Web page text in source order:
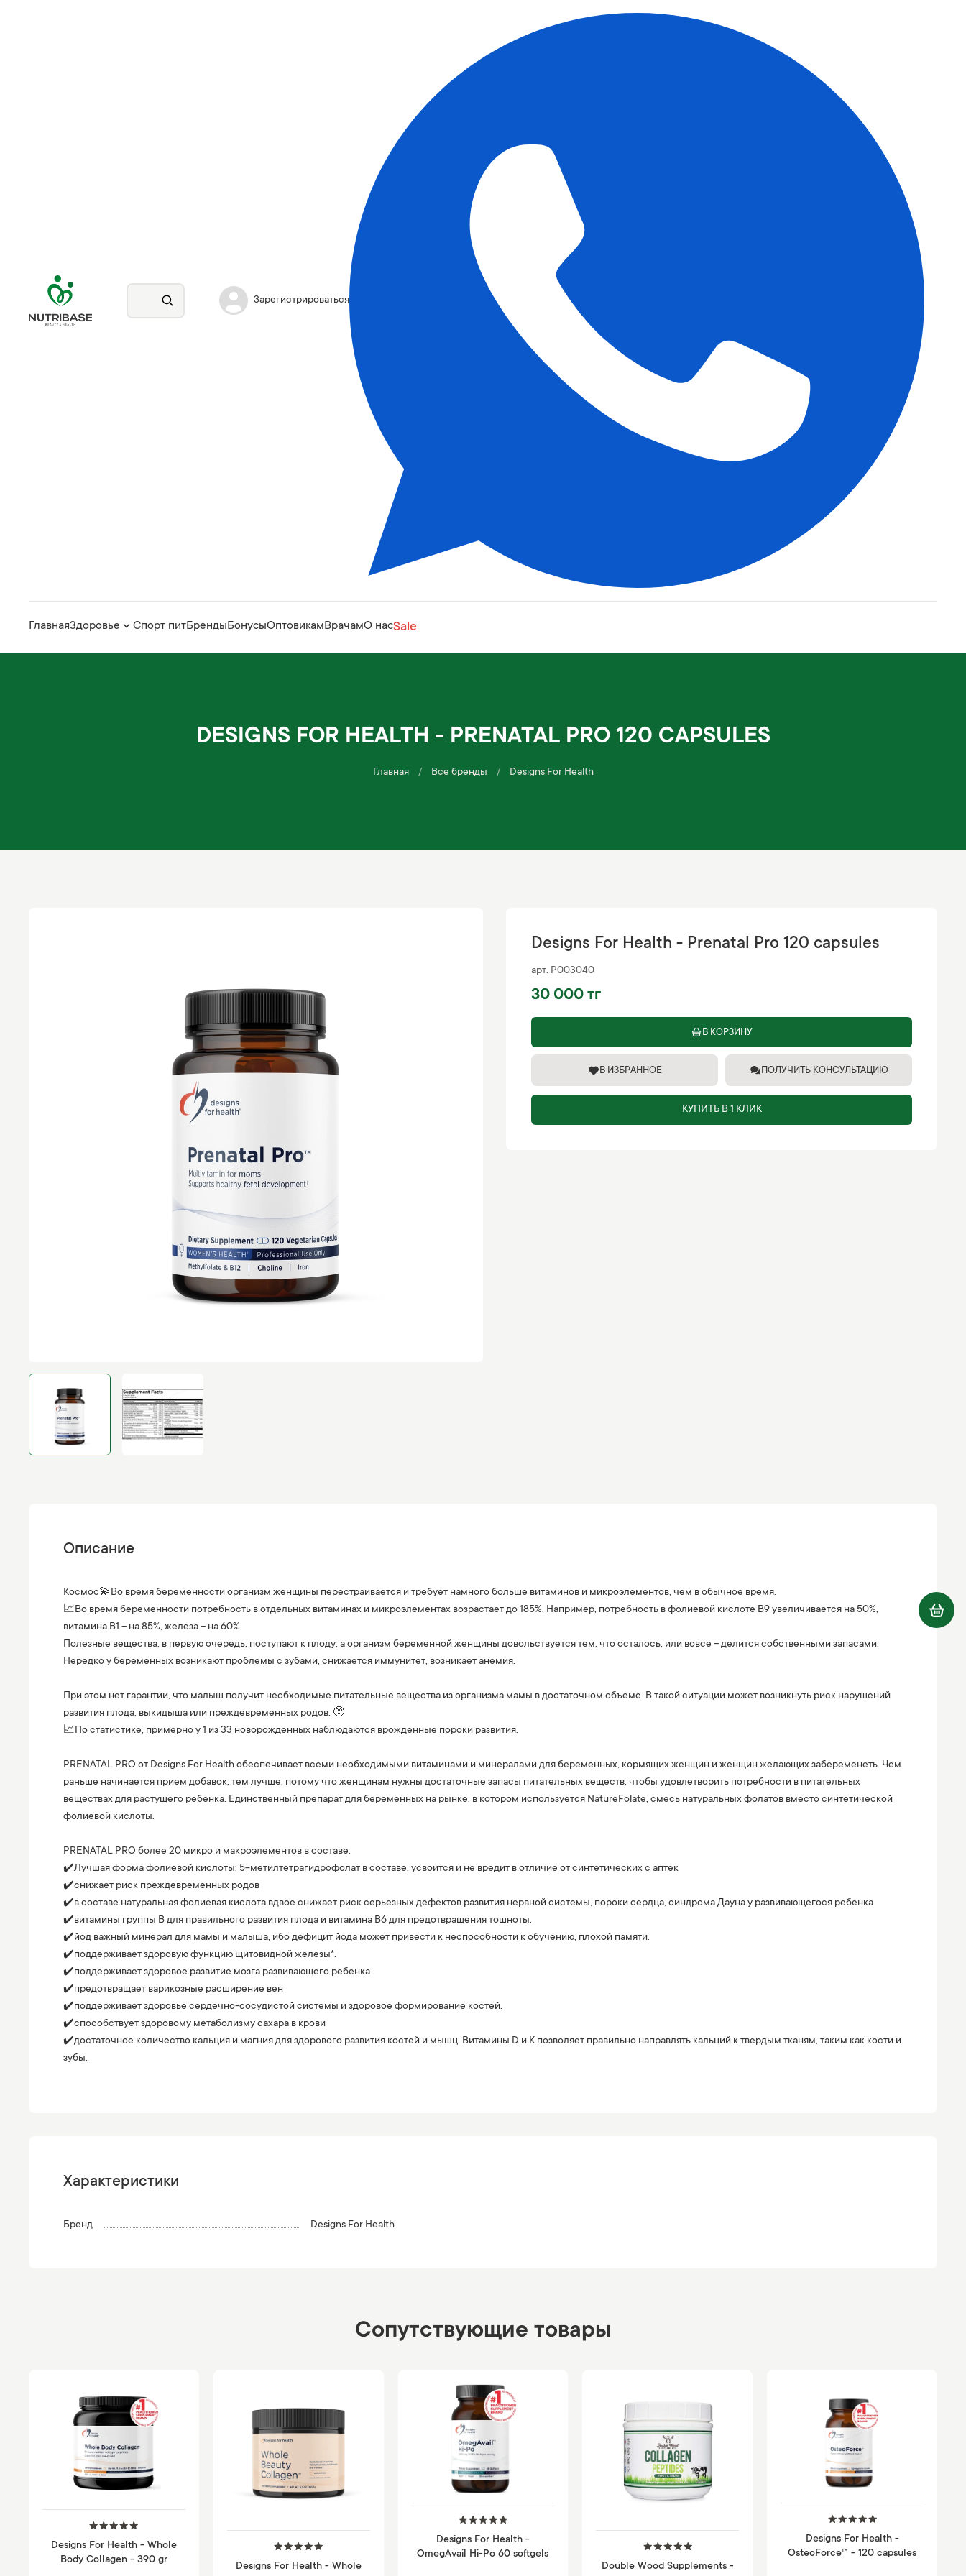
Зарегистрироваться
ГлавнаяЗдоровье Спорт питБрендыБонусыОптовикамВрачамО насSale
DESIGNS FOR HEALTH - PRENATAL PRO 120 CAPSULES
Главная Все бренды Designs For Health
арт. P003040
Designs For Health - Prenatal Pro 120 capsules
30 000 тг
В КОРЗИНУ
В ИЗБРАННОЕ ПОЛУЧИТЬ КОНСУЛЬТАЦИЮ
КУПИТЬ В 1 КЛИК
Описание
Космос💫Во время беременности организм женщины перестраивается и требует намного больше витаминов и микроэлементов, чем в обычное время.
📈Во время беременности потребность в отдельных витаминах и микроэлементах возрастает до 185%. Например, потребность в фолиевой кислоте В9 увеличивается на 50%,
витамина В1 – на 85%, железа – на 60%.
Полезные вещества, в первую очередь, поступают к плоду, а организм беременной женщины довольствуется тем, что осталось, или вовсе – делится собственными запасами.
Нередко у беременных возникают проблемы с зубами, снижается иммунитет, возникает анемия.
При этом нет гарантии, что малыш получит необходимые питательные вещества из организма мамы в достаточном объеме. В такой ситуации может возникнуть риск нарушений
развития плода, выкидыша или преждевременных родов. 🥺
📈По статистике, примерно у 1 из 33 новорожденных наблюдаются врожденные пороки развития.
PRENATAL PRO от Designs For Health обеспечивает всеми необходимыми витаминами и минералами для беременных, кормящих женщин и женщин желающих забеременеть. Чем
раньше начинается прием добавок, тем лучше, потому что женщинам нужны достаточные запасы питательных веществ, чтобы удовлетворить потребности в питательных
веществах для растущего ребенка. Единственный препарат для беременных на рынке, в котором используется NatureFolate, смесь натуральных фолатов вместо синтетической
фолиевой кислоты.
PRENATAL PRO более 20 микро и макроэлементов в составе:
✔️Лучшая форма фолиевой кислоты: 5-метилтетрагидрофолат в составе, усвоится и не вредит в отличие от синтетических с аптек
✔️снижает риск преждевременных родов
✔️в составе натуральная фолиевая кислота вдвое снижает риск серьезных дефектов развития нервной системы, пороки сердца, синдрома Дауна у развивающегося ребенка
✔️витамины группы B для правильного развития плода и витамина B6 для предотвращения тошноты.
✔️йод важный минерал для мамы и малыша, ибо дефицит йода может привести к неспособности к обучению, плохой памяти.
✔️поддерживает здоровую функцию щитовидной железы*.
✔️поддерживает здоровое развитие мозга развивающего ребенка
✔️предотвращает варикозные расширение вен
✔️поддерживает здоровье сердечно-сосудистой системы и здоровое формирование костей.
✔️способствует здоровому метаболизму сахара в крови
✔️достаточное количество кальция и магния для здорового развития костей и мышц. Витамины D и K позволяет правильно направлять кальций к твердым тканям, таким как кости и
зубы.
Характеристики
Бренд Designs For Health
Сопутствующие товары
Designs For Health - Whole
Body Collagen - 390 gr
Designs For Health - Whole
Designs For Health -
OmegAvail Hi-Po 60 softgels
Double Wood Supplements -
Designs For Health -
OsteoForce™ - 120 capsules